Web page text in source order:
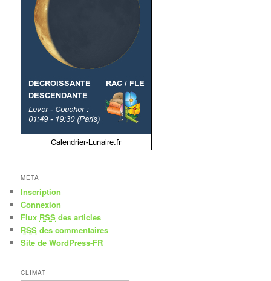
MÉTA
Inscription
Connexion
Flux RSS des articles
RSS des commentaires
Site de WordPress-FR
CLIMAT